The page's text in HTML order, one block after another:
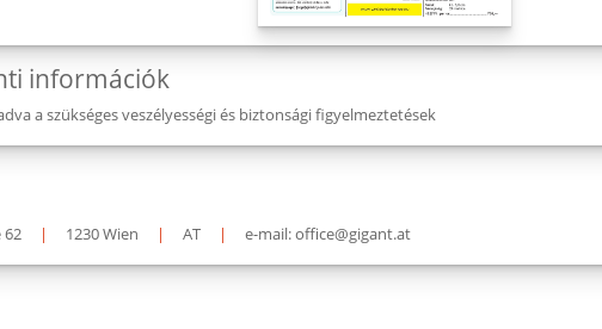
információk
a szükséges veszélyességi és biztonsági figyelmeztetések
62 | 1230 Wien | AT | e-mail: office@gigant.at